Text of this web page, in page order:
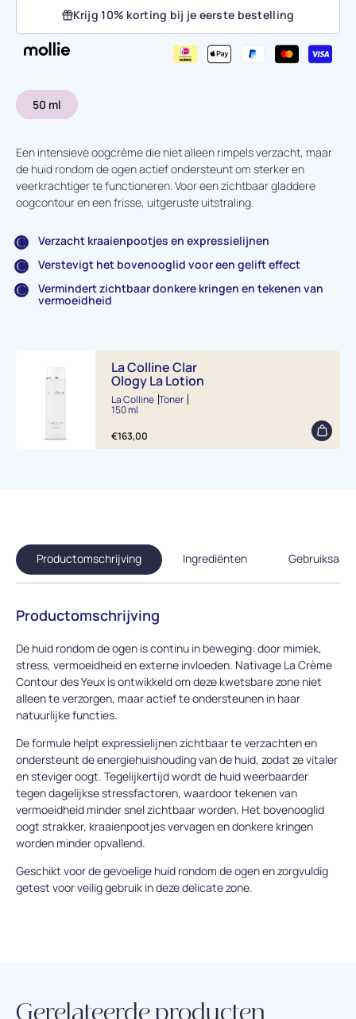
50 ml
Een intensieve oogcrème die niet alleen rimpels verzacht, maar
de huid rondom de ogen actief ondersteunt om sterker en
veerkrachtiger te functioneren. Voor een zichtbaar gladdere
oogcontour en een frisse, uitgeruste uitstraling.
Verzacht kraaienpootjes en expressielijnen
Verstevigt het bovenooglid voor een gelift effect
Vermindert zichtbaar donkere kringen en tekenen van
vermoeidheid
Krijg 10% korting bij je eerste bestelling
La Colline Clar
Ology La Lotion
La Colline Toner
150 ml
€163,00
Productomschrijving Ingrediënten
Productomschrijving
De huid rondom de ogen is continu in beweging: door mimiek,
stress, vermoeidheid en externe invloeden. Nativage La Crème
Contour des Yeux is ontwikkeld om deze kwetsbare zone niet
alleen te verzorgen, maar actief te ondersteunen in haar
natuurlijke functies.
De formule helpt expressielijnen zichtbaar te verzachten en
ondersteunt de energiehuishouding van de huid, zodat ze vitaler
en steviger oogt. Tegelijkertijd wordt de huid weerbaarder
tegen dagelijkse stressfactoren, waardoor tekenen van
vermoeidheid minder snel zichtbaar worden. Het bovenooglid
oogt strakker, kraaienpootjes vervagen en donkere kringen
worden minder opvallend.
Geschikt voor de gevoelige huid rondom de ogen en zorgvuldig
getest voor veilig gebruik in deze delicate zone.
Gerelateerde producten